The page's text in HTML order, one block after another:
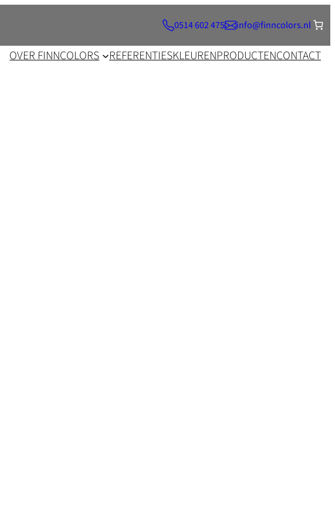
0514 602 475 info@finncolors.nl
OVER FINNCOLORS REFERENTIESKLEURENPRODUCTENCONTACT